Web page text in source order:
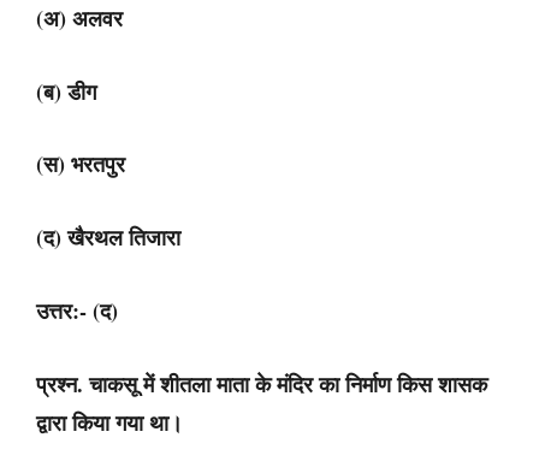
(अ) अलवर
(ब) डीग
(स) भरतपुर
(द) खैरथल तिजारा
उत्तर:- (द)
प्रश्न. चाकसू में शीतला माता के मंदिर का निर्माण किस शासक
द्वारा किया गया था।